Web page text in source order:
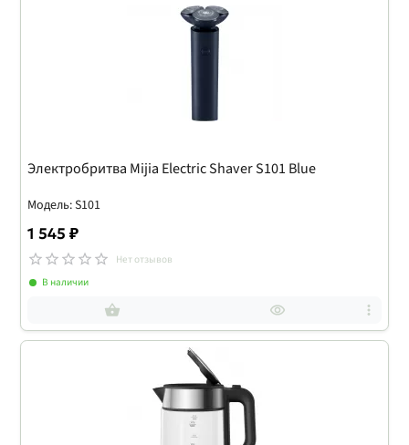
Электробритва Mijia Electric Shaver S101 Blue
Модель: S101
1 545 ₽
Нет отзывов
В наличии